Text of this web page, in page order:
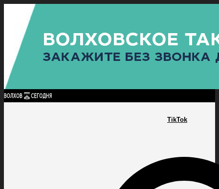
TikTok
Найти:
ГЛАВНАЯ ПОЛИТИКАПРОИСШЕСТВИЯ ПРОКУРАТУРАСПОРТ
ПОЛИТИКА
КУЛЬТУРА
ПОСЕЛЕНИЯ